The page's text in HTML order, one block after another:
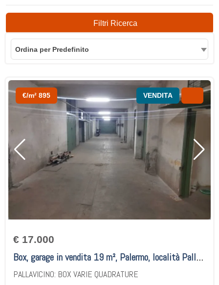
Filtri Ricerca
Ordina per Predefinito
€/m² 895 VENDITA
€ 17.000
Box, garage in vendita 19 m², Palermo, località Pallavicino/San Lorenzo
PALLAVICINO: BOX VARIE QUADRATURE